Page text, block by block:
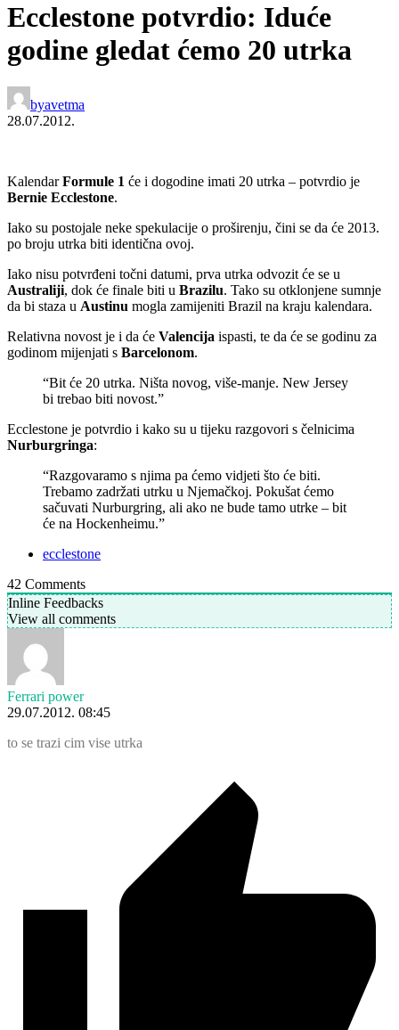
Ecclestone potvrdio: Iduće
godine gledat ćemo 20 utrka
byavetma
28.07.2012.
KalendarFormule 1 će i dogodine imati 20 utrka – potvrdio je
Bernie Ecclestone.
Iako su postojale neke spekulacije o proširenju, čini se da će 2013.
po broju utrka biti identična ovoj.
Iako nisu potvrđeni točni datumi, prva utrka odvozit će se u
Australiji, dok će finale biti u Brazilu. Tako su otklonjene sumnje
da bi staza u Austinu mogla zamijeniti Brazil na kraju kalendara.
Relativna novost je i da će Valencija ispasti, te da će se godinu za
godinom mijenjati s Barcelonom.
“Bit će 20 utrka. Ništa novog, više-manje. New Jersey
bi trebao biti novost.”
Ecclestone je potvrdio i kako su u tijeku razgovori s čelnicima
Nurburgringa:
“Razgovaramo s njima pa ćemo vidjeti što će biti.
Trebamo zadržati utrku u Njemačkoj. Pokušat ćemo
sačuvati Nurburgring, ali ako ne bude tamo utrke – bit
će na Hockenheimu.”
ecclestone
42 Comments
Inline Feedbacks
View all comments
Ferrari power
29.07.2012. 08:45
to se trazi cim vise utrka